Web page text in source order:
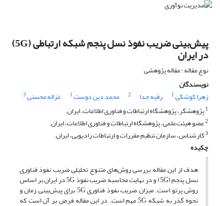
پیش‌بینی ضریب نفوذ نسل پنجم شبکه ارتباطی (5G)
در ایران
نوع مقاله : مقاله پژوهشی
نویسندگان
زهرا کوشکی1 رقیه جدا 2 محمد دین دوست1 غزاله محسنی3
1پژوهشگر، پژوهشگاه ارتباطات و فناوری اطلاعات، ایران.
2عضو هیئت‌علمی، پژوهشگاه ارتباطات و فناوری اطلاعات، ایران.
3کارشناس، سازمان تنظیم مقررات و ارتباطات رادیویی، ایران.
چکیده
هدف از این مقاله بررسی روش‌های متنوع تحلیلی ضریب نفوذ فناوری
نسل پنجم (5G) و در نهایت محاسبه ضریب نفوذ 5G در ایران بر اساس
روش پرتو است. میزان ضریب نفوذ فناوری 5G برای پیش‌بینی زمان و
نحوه گذر به شبکه 5G مهم است. در این مقاله فرض بر آن است که